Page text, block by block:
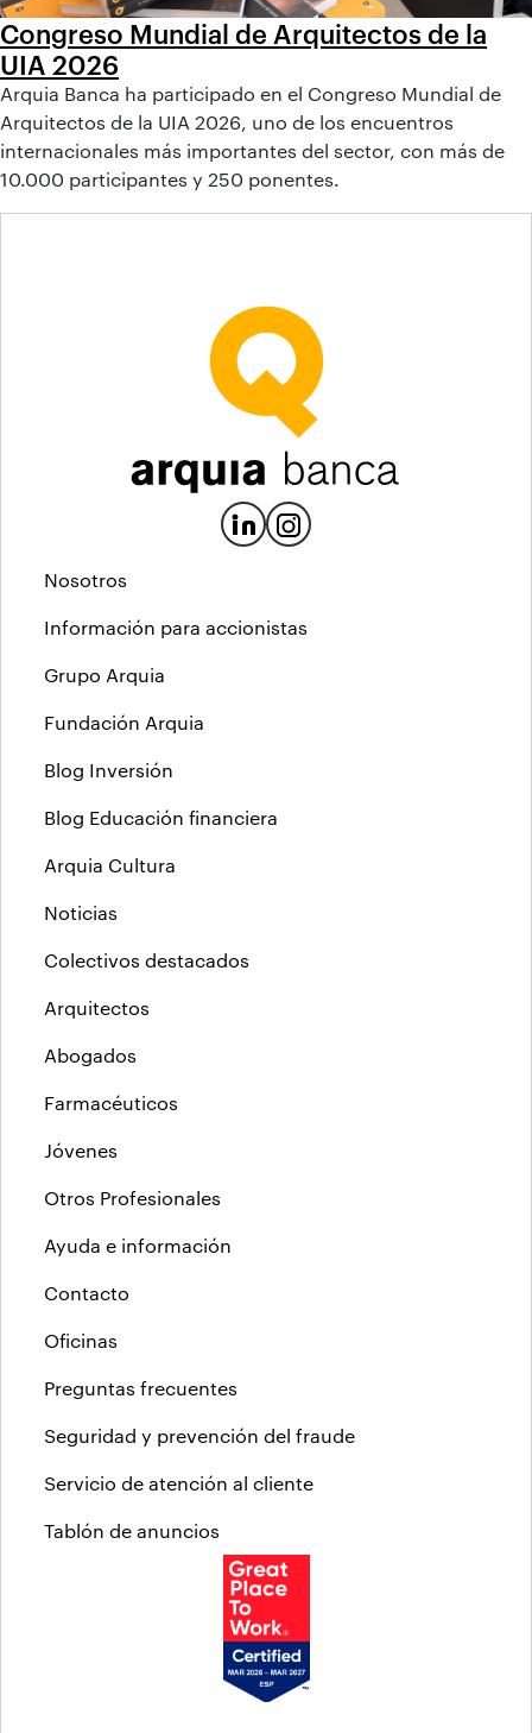
Congreso Mundial de Arquitectos de la
UIA 2026
Arquia Banca ha participado en el Congreso Mundial de
Arquitectos de la UIA 2026, uno de los encuentros
internacionales más importantes del sector, con más de
10.000 participantes y 250 ponentes.
Nosotros
Información para accionistas
Grupo Arquia
Fundación Arquia
Blog Inversión
Blog Educación financiera
Arquia Cultura
Noticias
Colectivos destacados
Arquitectos
Abogados
Farmacéuticos
Jóvenes
Otros Profesionales
Ayuda e información
Contacto
Oficinas
Preguntas frecuentes
Seguridad y prevención del fraude
Servicio de atención al cliente
Tablón de anuncios